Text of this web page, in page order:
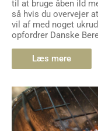
til at bruge åben ild
så hvis du overvejer
vil af med noget
opfordrer Danske
Læs mere